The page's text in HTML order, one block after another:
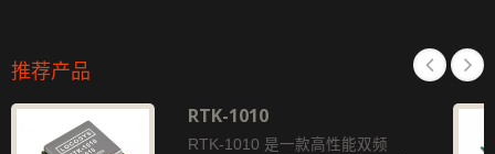
推荐产品
RTK-1010
RTK-1010 是一款高性能双频